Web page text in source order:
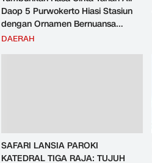
Daop 5 Purwokerto Hiasi Stasiun
dengan Ornamen Bernuansa
Merah Putih
DAERAH
SAFARI LANSIA PAROKI
KATEDRAL TIGA RAJA: TUJUH